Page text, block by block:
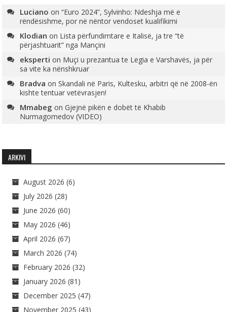
Luciano on“Euro 2024”, Sylvinho: Ndeshja më e
rëndësishme, por në nëntor vendoset kualifikimi
Klodian on Lista përfundimtare e Italisë, ja tre “të
përjashtuarit” nga Mançini
eksperti on Muçi u prezantua te Legia e Varshavës, ja për
sa vite ka nënshkruar
Bradva onSkandali në Paris, Kultesku, arbitri që në 2008-ën
kishte tentuar vetëvrasjen!
Mmabeg onGjejnë pikën e dobët të Khabib
Nurmagomedov (VIDEO)
ARKIVI
August 2026 (6)
July 2026 (28)
June 2026 (60)
May 2026 (46)
April 2026 (67)
March 2026 (74)
February 2026 (32)
January 2026 (81)
December 2025 (47)
November 2025 (43)